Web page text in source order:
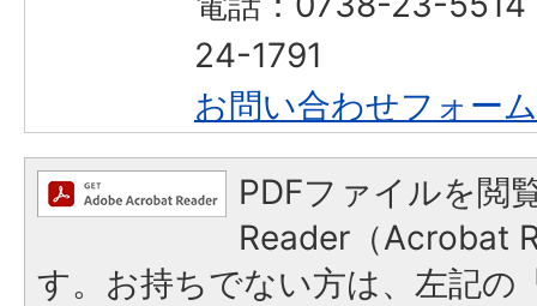
24-1791
お問い合わせフォーム
PDFファイルを閲
Reader（Acrobat
す。お持ちでない方は、左記の